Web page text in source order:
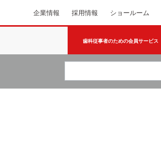
企業情報 採用情報 ショールーム
歯科従事者のための会員サービス